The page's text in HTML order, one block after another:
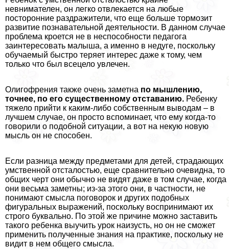
невнимателен, он легко отвлекается на любые
посторонние раздражители, что еще больше тормозит
развитие познавательной деятельности. В данном случае
проблема кроется не в неспособности педагога
заинтересовать малыша, а именно в недуге, поскольку
обучаемый быстро теряет интерес даже к тому, чем
только что был всецело увлечен.
Олигофрения также очень заметна по мышлению,
точнее, по его существенному отставанию. Ребенку
тяжело прийти к каким-либо собственным выводам – в
лучшем случае, он просто вспоминает, что ему когда-то
говорили о подобной ситуации, а вот на некую новую
мысль он не способен.
Если разница между предметами для детей, страдающих
умственной отсталостью, еще сравнительно очевидна, то
общих черт они обычно не видят даже в том случае, когда
они весьма заметны; из-за этого они, в частности, не
понимают смысла поговорок и других подобных
фигуральных выражений, поскольку воспринимают их
строго буквально. По этой же причине можно заставить
такого ребенка выучить урок наизусть, но он не сможет
применить полученные знания на пpaктике, поскольку не
видит в нем общего смысла.